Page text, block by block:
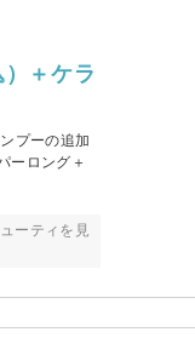
＋ケラ
プーの追加
ーロング＋
ーティを見